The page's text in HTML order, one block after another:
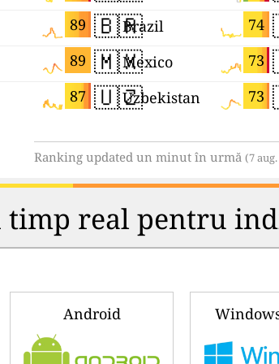
89
89
87
🇧🇷 74
Brazil
🇲🇽 73
Mexico
🇺🇿 73
Uzbekistan
Ranking updated un minut în urmă (7
timp real pentru
Android